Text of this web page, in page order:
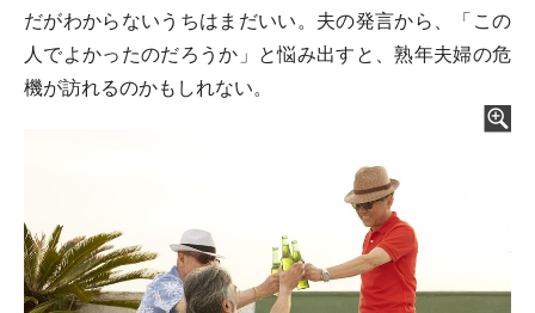
だがわからないうちはまだいい。夫の発言から、「この
人でよかったのだろうか」と悩み出すと、熟年夫婦の危
機が訪れるのかもしれない。